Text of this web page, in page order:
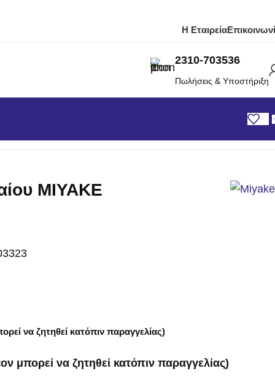
Η Εταιρεία
2310-703536
Πωλήσεις & Υποστήριξη
MIYAKE
να ζητηθεί κατόπιν παραγγελίας)
μπορεί να ζητηθεί κατόπιν παραγγελίας)